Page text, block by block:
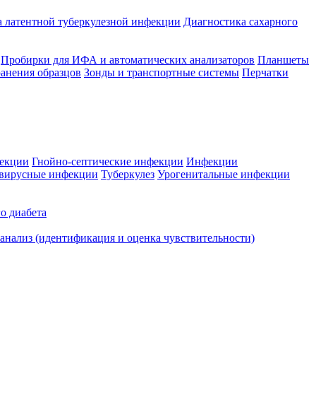
латентной туберкулезной инфекции Диагностика сахарного
Пробирки для ИФА и автоматических анализаторов Планшеты
образцов Зонды и транспортные системы Перчатки
Гнойно-септические инфекции Инфекции
инфекции Туберкулез Урогенитальные инфекции
диабета
(идентификация и оценка чувствительности)